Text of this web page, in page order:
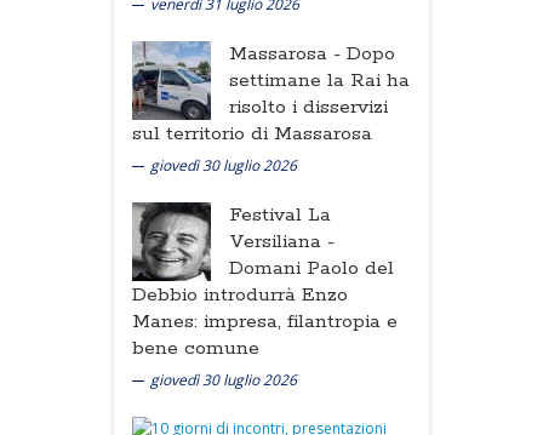
venerdì 31 luglio 2026
Massarosa - Dopo
settimane la Rai ha
risolto i disservizi
sul territorio di Massarosa
giovedì 30 luglio 2026
Festival La
Versiliana -
Domani Paolo del
Debbio introdurrà Enzo
Manes: impresa, filantropia e
bene comune
giovedì 30 luglio 2026